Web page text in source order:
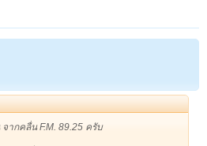
ากคลื่น F.M. 89.25 ครับ